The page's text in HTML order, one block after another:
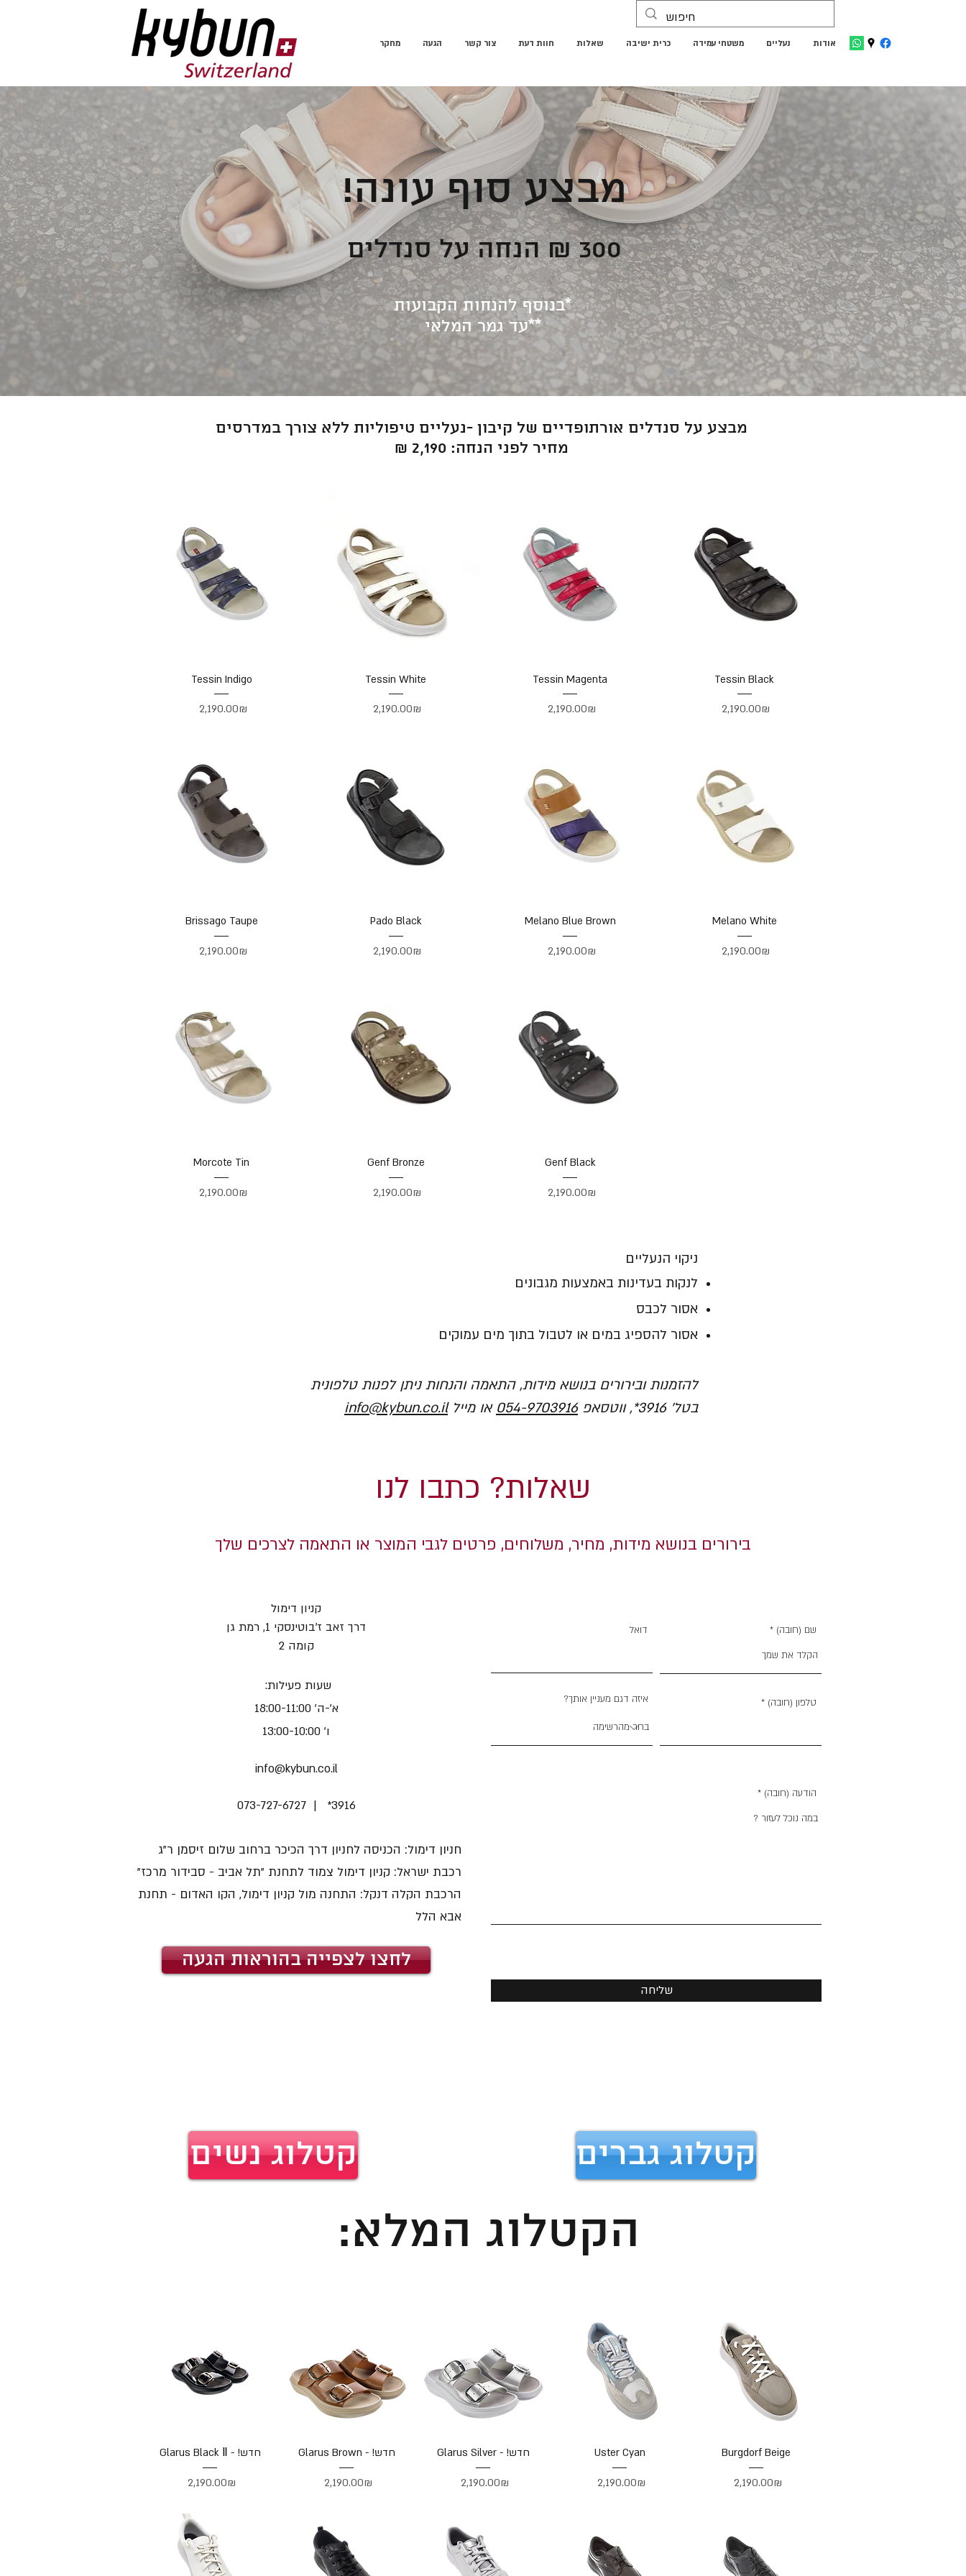
אודות נעליים משטחי עמידה כרית ישיבה שאלות חוות דעת צור קשר הגעה מחקר
מבצע סוף עונה!
300 ₪ הנחה על סנדלים
בנוסף להנחות הקבועות*
**עד גמר המלאי
מבצע על סנדלים אורתופדיים של קיבון -נעליים טיפוליות ללא צורך במדרסים
מחיר לפני הנחה: 2,190
₪
Tessin Indigo
Price ‏2,190.00 ‏₪
Tessin White
Price ‏2,190.00 ‏₪
Tessin Magenta
Price ‏2,190.00 ‏₪
Tessin Black
Price ‏2,190.00 ‏₪
Brissago Taupe
Price ‏2,190.00 ‏₪
Pado Black
Price ‏2,190.00 ‏₪
Melano Blue Brown
Price ‏2,190.00 ‏₪
Melano White
Price ‏2,190.00 ‏₪
Morcote Tin
Price ‏2,190.00 ‏₪
Genf Bronze
Price ‏2,190.00 ‏₪
Genf Black
Price ‏2,190.00 ‏₪
ניקוי הנעליים
לנקות בעדינות באמצעות מגבונים
אסור לכבס
אסור להספיג במים או לטבול בתוך מים עמוקים
להזמנות ובירורים בנושא מידות, התאמה והנחות ניתן לפנות טלפונית
בטל' 3916*,
ווטסאפ 054-9703916 או מיילinfo@kybun.co.il
שאלות? כתבו לנו
בירורים בנושא מידות, מחיר, משלוחים, פרטים לגבי המוצר או התאמה לצרכים שלך
קניון דימול
דרך זאב ז'בוטינסקי 1, רמת גן
קומה 2
שעות פעילות:
א'-ה' 18:00-11:00
ו' 13:00-10:00
info@kybun.co.il
073-727-6727 | *3916
חניון דימול: הכניסה לחניון דרך הכיכר ברחוב שלום זיסמן ר"ג
רכבת ישראל: קניון דימול צמוד לתחנת "תל אביב - סבידור מרכז"
הרכבת הקלה דנקל: התחנה מול קניון דימול, הקו האדום - תחנת
אבא הלל
לחצו לצפייה בהוראות הגעה
דואל שם (חובה)
איזה דגם מעניין אותך? טלפון (חובה)
הודעה (חובה)
שליחה
קטלוג נשים קטלוג גברים
הקטלוג המלא:
Glarus Black Ⅱ - !חדש
Price ‏2,190.00 ‏₪
Glarus Brown - !חדש
Price ‏2,190.00 ‏₪
Glarus Silver - !חדש
Price ‏2,190.00 ‏₪
Uster Cyan
Price ‏2,190.00 ‏₪
Burgdorf Beige
Price ‏2,190.00 ‏₪